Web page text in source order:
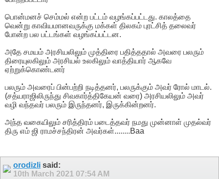
பொன்மனச் செம்மல் என்ற பட்டம் வழங்கப்பட்டது. காலத்தை
வென்று காவியமானவருக்கு மக்கள் திலகம் புரட்சித் தலைவர்
போன்ற பல பட்டங்கள் வழங்கப்பட்டன.
அதே சமயம் அரசியலிலும் முத்திரை பதித்ததால் அவரை பலரும்
திரையுலகிலும் அரசியல் உலகிலும் வாத்தியார் ஆகவே
ஏற்றுக்கொண்டனர்
பலரும் அவரைப் பின்பற்றி நடித்தனர், பலருக்கும் அவர் ரோல் மாடல்.
(சத்யராஜிலிருந்து சிவகார்த்திகேயன் வரை) அரசியலிலும் அவர்
வழி வந்தவர் பலரும் இருந்தனர், இருக்கின்றனர்.
அந்த வகையிலும் சரித்திரம் படைத்தவர் நமது முன்னாள் முதல்வர்
திரு எம் ஜி ராமச்சந்திரன் அவர்கள்........Baa
orodizli said:
10th March 2021 07:54 AM